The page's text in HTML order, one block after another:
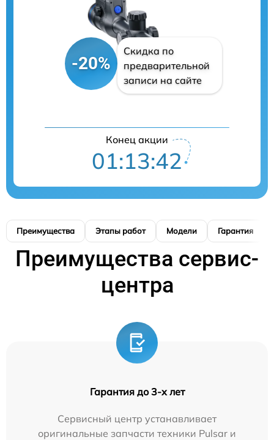
-20%
Скидка по
предварительной
записи на сайте
Конец акции
01:13:42
Преимущества Этапы работ Модели Гарантия
Преимущества сервис-
центра
Гарантия до 3-х лет
Сервисный центр устанавливает
оригинальные запчасти техники Pulsar и